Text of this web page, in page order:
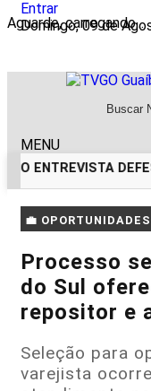
Aguarde, carregando...
Entrar
Domingo, 09 de
MENU
ENTREVISTA
EM ALTA
💼 OPORTUNIDADES
Processo
do Sul
repositor e
Seleção para
varejista